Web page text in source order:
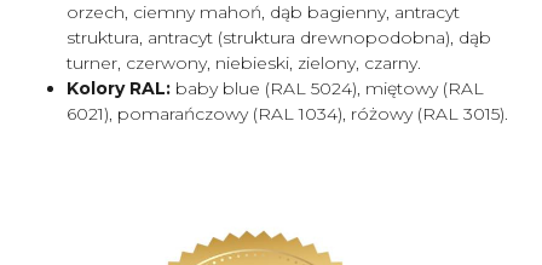
orzech, ciemny mahoń, dąb bagienny, antracyt
struktura, antracyt (struktura drewnopodobna), dąb
turner, czerwony, niebieski, zielony, czarny.
Kolory RAL: baby blue (RAL 5024), miętowy (RAL
6021), pomarańczowy (RAL 1034), różowy (RAL 3015).